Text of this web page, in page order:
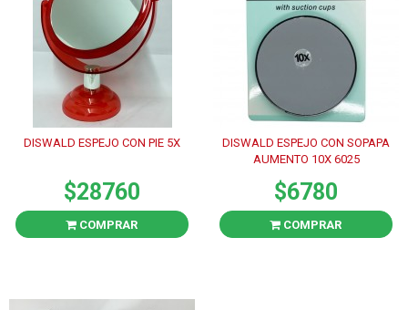
DISWALD ESPEJO CON PIE 5X
$28760
COMPRAR
DISWALD ESPEJO CON SOPAPA
AUMENTO 10X 6025
$6780
COMPRAR